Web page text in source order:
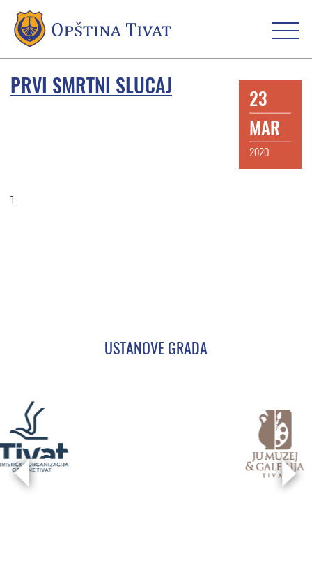
PRVI SMRTNI SLUCAJ
23
MAR
2020
1
USTANOVE GRADA